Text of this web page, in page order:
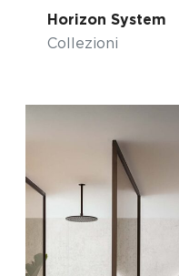
Horizon System
Collezioni